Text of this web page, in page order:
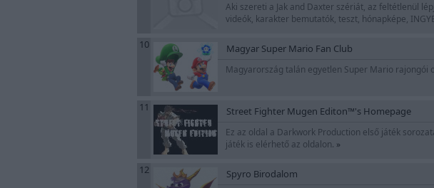
Aki szereti a Jak and Daxter szériát, az feltétlenül
videók, karakter bemutatók, teszt, hónapképe,
10 Magyar Super Mario Fan Club
Magyarország talán egyetlen Super Mario rajongói
11 Street Fighter Mugen Editon™'s Homepage
Ez az oldal a Darkwork Production első játék
játék is elérhető az oldalon. »
12 Spyro Birodalom